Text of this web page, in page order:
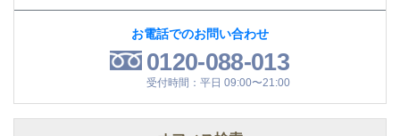
お電話でのお問い合わせ
0120-088-013
受付時間：平日 09:00〜21:00